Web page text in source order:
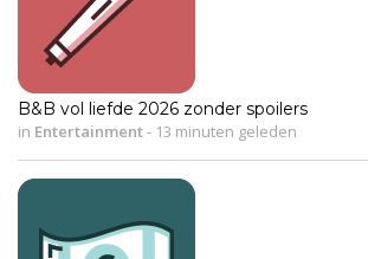
B&B vol liefde 2026 zonder spoilers
in Entertainment- 13 minuten geleden